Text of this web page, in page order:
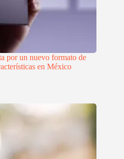
por un nuevo formato de
en México